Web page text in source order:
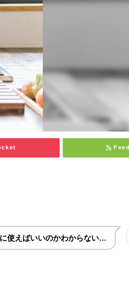
使えばいいのかわからない…